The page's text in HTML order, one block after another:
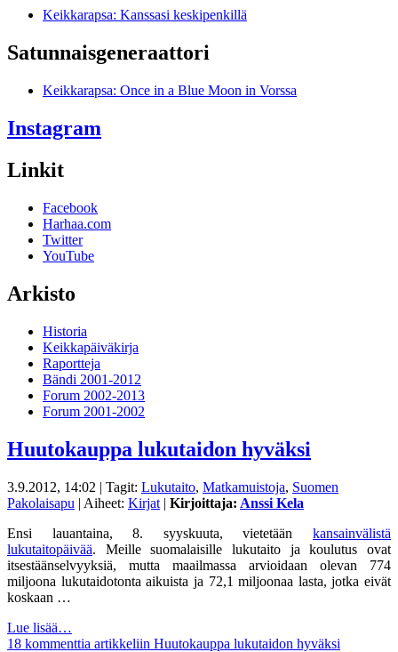
Keikkarapsa: Kanssasi keskipenkillä
Satunnais­generaattori
Keikkarapsa: Once in a Blue Moon in Vorssa
Instagram
Linkit
Facebook
Harhaa.com
Twitter
YouTube
Arkisto
Historia
Keikkapäiväkirja
Raportteja
Bändi 2001-2012
Forum 2002-2013
Forum 2001-2002
Huutokauppa lukutaidon hyväksi
3.9.2012, 14:02 | Tagit: Lukutaito, Matkamuistoja, Suomen
Pakolaisapu | Aiheet: Kirjat | Kirjoittaja: Anssi Kela
Ensi lauantaina, 8. syyskuuta, vietetään kansainvälistä
lukutaitopäivää. Meille suomalaisille lukutaito ja koulutus ovat
itsestäänselvyyksiä, mutta maailmassa arvioidaan olevan 774
miljoona lukutaidotonta aikuista ja 72,1 miljoonaa lasta, jotka eivät
koskaan …
Lue lisää…
18 kommenttia artikkeliin Huutokauppa lukutaidon hyväksi